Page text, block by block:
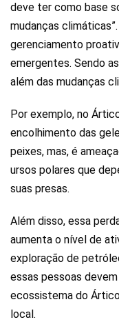
deve ter como base
mudanças
gerenciamento
emergentes. Sendo
além das mudanças
Por exemplo, no
encolhimento das
peixes, mas, é
ursos polares que
suas presas.
Além disso, essa
aumenta o nível de
exploração de
essas pessoas
ecossistema do
local.